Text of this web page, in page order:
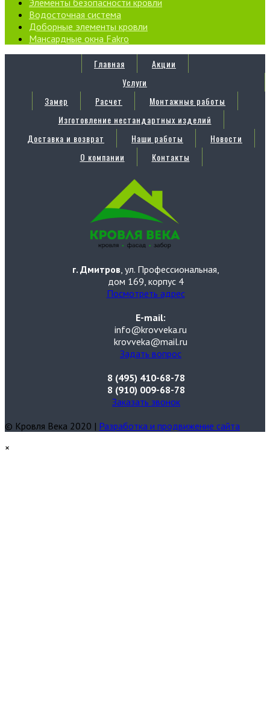
Элементы безопасности кровли
Водосточная система
Доборные элементы кровли
Мансардные окна Fakro
Главная
Акции
Услуги
Замер
Расчет
Монтажные работы
Изготовление нестандартных изделий
Доставка и возврат
Наши работы
Новости
О компании
Контакты
г. Дмитров, ул. Профессиональная,
дом 169, корпус 4
Посмотреть адрес
E-mail:
info@krovveka.ru
krovveka@mail.ru
Задать вопрос
8 (495) 410-68-78
8 (910) 009-68-78
Заказать звонок
© Кровля Века 2020 | Разработка и продвижение сайта
×